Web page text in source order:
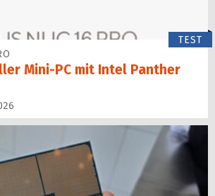
TEST
Mini-PC mit Intel Panther